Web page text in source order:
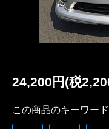
24,200円(税
この商品のキーワード